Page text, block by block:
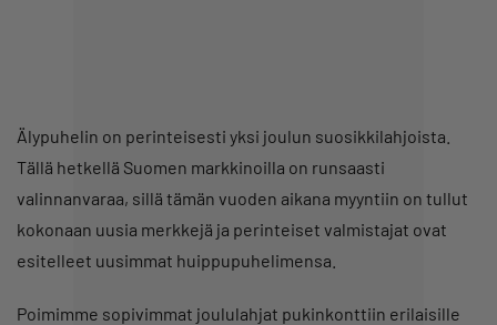
Älypuhelin on perinteisesti yksi joulun suosikkilahjoista.
Tällä hetkellä Suomen markkinoilla on runsaasti
valinnanvaraa, sillä tämän vuoden aikana myyntiin on tullut
kokonaan uusia merkkejä ja perinteiset valmistajat ovat
esitelleet uusimmat huippupuhelimensa.
Poimimme sopivimmat joululahjat pukinkonttiin erilaisille